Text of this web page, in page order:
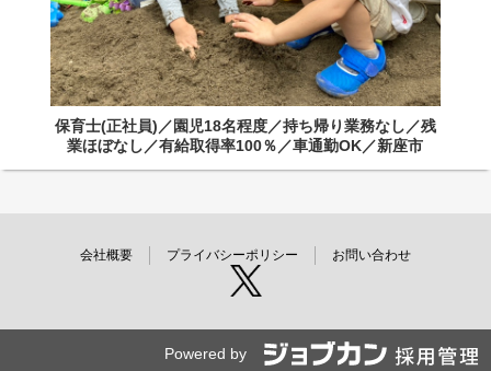
保育士(正社員)／園児18名程度／持ち帰り業務なし／残
業ほぼなし／有給取得率100％／車通勤OK／新座市
会社概要 プライバシーポリシー お問い合わせ
Powered by